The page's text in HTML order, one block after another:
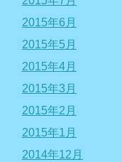
2015年6月
2015年5月
2015年4月
2015年3月
2015年2月
2015年1月
2014年12月